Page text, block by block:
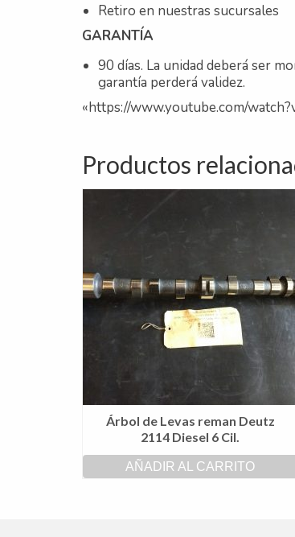
Retiro en nuestras sucursales
GARANTÍA
90 días. La unidad deberá ser
garantía perderá validez.
«https://www.youtube.com/
Productos
Árbol de Levas reman Deutz
2114 Diesel 6 Cil.
AÑADIR AL CARRITO